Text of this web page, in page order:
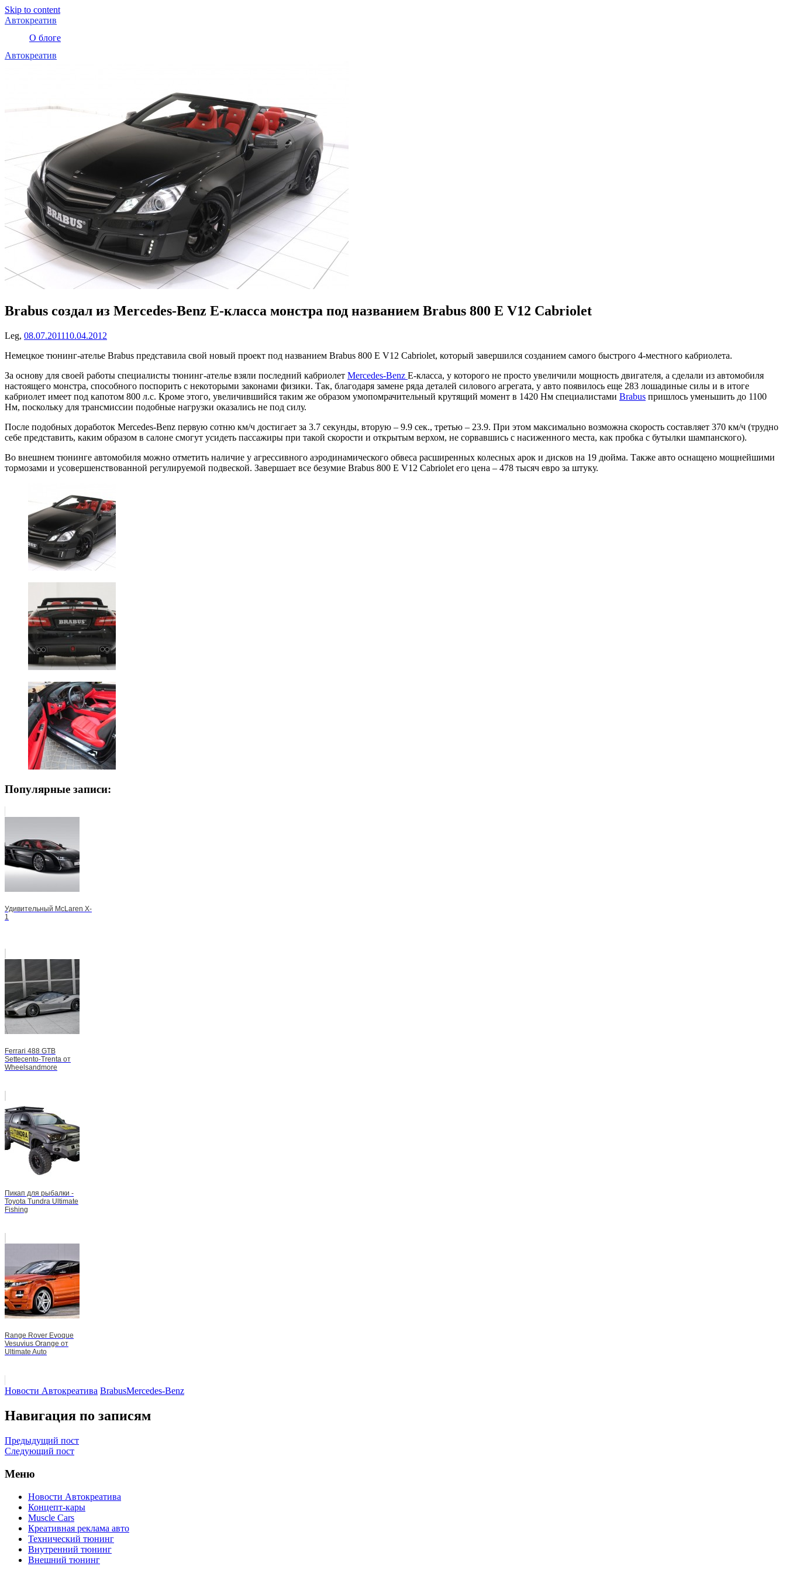
Skip to content
Автокреатив
О блоге
Автокреатив
Brabus создал из Mercedes-Benz E-класса монстра под названием Brabus 800 E V12 Cabriolet
Leg, 08.07.201110.04.2012
Немецкое тюнинг-ателье Brabus представила свой новый проект под названием Brabus 800 E V12 Cabriolet, который завершился созданием самого быстрого 4-местного кабриолета.
За основу для своей работы специалисты тюнинг-ателье взяли последний кабриолет Mercedes-Benz E-класса, у которого не просто увеличили мощность двигателя, а сделали из автомобиля
настоящего монстра, способного поспорить с некоторыми законами физики. Так, благодаря замене ряда деталей силового агрегата, у авто появилось еще 283 лошадиные силы и в итоге
кабриолет имеет под капотом 800 л.с. Кроме этого, увеличившийся таким же образом умопомрачительный крутящий момент в 1420 Нм специалистами Brabus пришлось уменьшить до 1100
Нм, поскольку для трансмиссии подобные нагрузки оказались не под силу.
После подобных доработок Mercedes-Benz первую сотню км/ч достигает за 3.7 секунды, вторую – 9.9 сек., третью – 23.9. При этом максимально возможна скорость составляет 370 км/ч (трудно
себе представить, каким образом в салоне смогут усидеть пассажиры при такой скорости и открытым верхом, не сорвавшись с насиженного места, как пробка с бутылки шампанского).
Во внешнем тюнинге автомобиля можно отметить наличие у агрессивного аэродинамического обвеса расширенных колесных арок и дисков на 19 дюйма. Также авто оснащено мощнейшими
тормозами и усовершенствованной регулируемой подвеской. Завершает все безумие Brabus 800 E V12 Cabriolet его цена – 478 тысяч евро за штуку.
Популярные записи:
Удивительный McLaren X-
1
Ferrari 488 GTB
Settecento-Trenta от
Wheelsandmore
Пикап для рыбалки -
Toyota Tundra Ultimate
Fishing
Range Rover Evoque
Vesuvius Orange от
Ultimate Auto
Новости Автокреатива BrabusMercedes-Benz
Навигация по записям
Предыдущий пост
Следующий пост
Меню
Новости Автокреатива
Концепт-кары
Muscle Cars
Креативная реклама авто
Технический тюнинг
Внутренний тюнинг
Внешний тюнинг